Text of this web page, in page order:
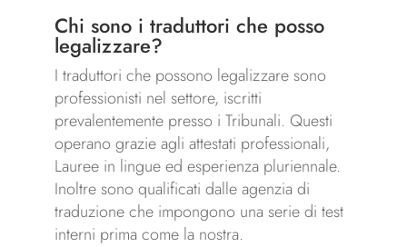
Chi sono i traduttori che posso
legalizzare?
I traduttori che possono legalizzare sono
professionisti nel settore, iscritti
prevalentemente presso i Tribunali. Questi
operano grazie agli attestati professionali,
Lauree in lingue ed esperienza pluriennale.
Inoltre sono qualificati dalle agenzia di
traduzione che impongono una serie di test
interni prima come la nostra.